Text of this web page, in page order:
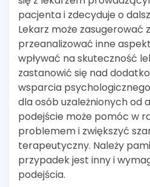
pacjenta i zdecyduje o
Lekarz może zasugerować
przeanalizować inne
wpływać na skuteczność
zastanowić się nad
wsparcia
dla osób uzależnionych od
podejście może pomóc w
problemem i zwiększyć
terapeutyczny. Należy
przypadek jest inny i
podejścia.